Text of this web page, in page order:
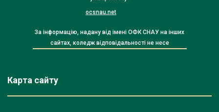
ocsnau.net
За інформацію, надану від імені ОФК СНАУ на інших
сайтах, коледж відповідальності не несе
Карта сайту